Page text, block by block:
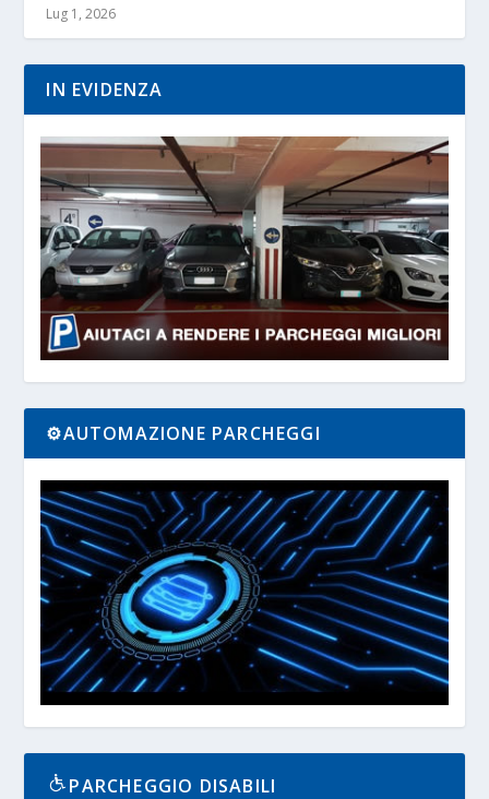
Lug 1, 2026
IN EVIDENZA
⚙️AUTOMAZIONE PARCHEGGI
PARCHEGGIO DISABILI